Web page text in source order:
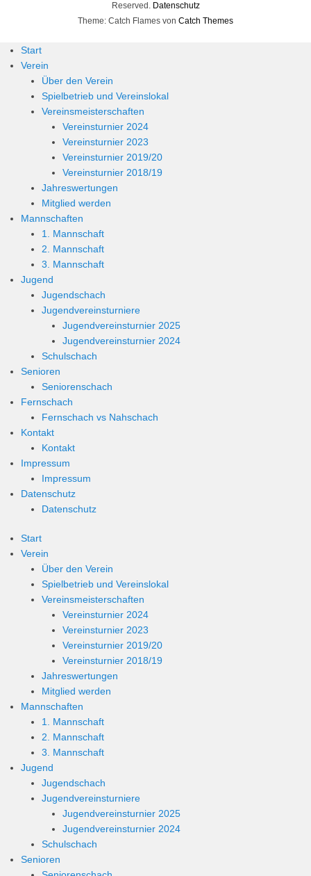
a
r
t
i
Reserved. Datenschutz
Theme: Catch Flames von Catch Themes
Start
Verein
Über den Verein
Spielbetrieb und Vereinslokal
Vereinsmeisterschaften
Vereinsturnier 2024
Vereinsturnier 2023
Vereinsturnier 2019/20
Vereinsturnier 2018/19
Jahreswertungen
Mitglied werden
Mannschaften
1. Mannschaft
2. Mannschaft
3. Mannschaft
Jugend
Jugendschach
Jugendvereinsturniere
Jugendvereinsturnier 2025
Jugendvereinsturnier 2024
Schulschach
Senioren
Seniorenschach
Fernschach
Fernschach vs Nahschach
Kontakt
Kontakt
Impressum
Impressum
Datenschutz
Datenschutz
Start
Verein
Über den Verein
Spielbetrieb und Vereinslokal
Vereinsmeisterschaften
Vereinsturnier 2024
Vereinsturnier 2023
Vereinsturnier 2019/20
Vereinsturnier 2018/19
Jahreswertungen
Mitglied werden
Mannschaften
1. Mannschaft
2. Mannschaft
3. Mannschaft
Jugend
Jugendschach
Jugendvereinsturniere
Jugendvereinsturnier 2025
Jugendvereinsturnier 2024
Schulschach
Senioren